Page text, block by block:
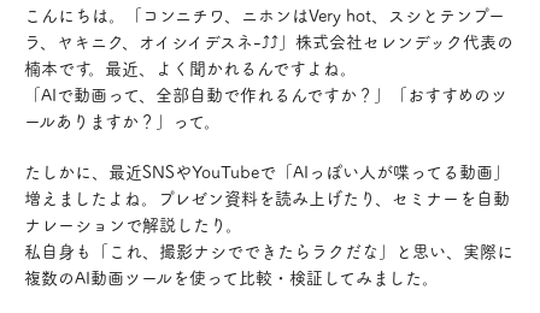
こんにちは。「コンニチワ、ニホンはVery hot、スシとテンプー
ラ、ヤキニク、オイシイデスネ-⤴⤴」株式会社セレンデック代表の
楠本です。最近、よく聞かれるんですよね。
「AIで動画って、全部自動で作れるんですか？」「おすすめのツ
ールありますか？」って。
たしかに、最近SNSやYouTubeで「AIっぽい人が喋ってる動画」
増えましたよね。プレゼン資料を読み上げたり、セミナーを自動
ナレーションで解説したり。
私自身も「これ、撮影ナシでできたらラクだな」と思い、実際に
複数のAI動画ツールを使って比較・検証してみました。